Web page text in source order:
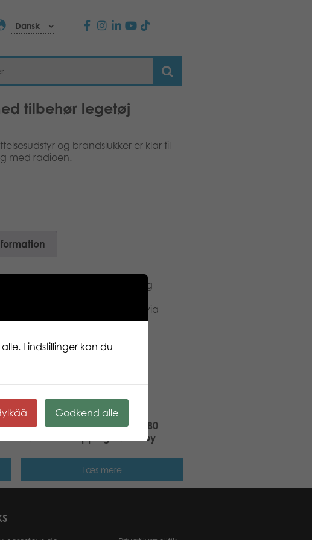
Dansk
tilbehør legetøj
og brandslukker er klar til
med radioen.
med uniform, hjelm med visir og
kan han kalde forstærkning via
køretøjer og tilbehør til at
Bruder Massey Ferguson 7480
tractor with tipping trailer toy
Læs mere
I indstillinger kan du
Godkend alle